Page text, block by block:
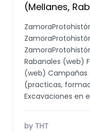
(Mellanes,
Rabanales (web)
(web) Campañas
(practicas,
Excavaciones en
by THT